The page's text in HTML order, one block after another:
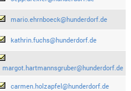
mario.ehrnboeck@hunderdorf.de
kathrin.fuchs@hunderdorf.de
margot.hartmannsgruber@hunderdorf.de
carmen.holzapfel@hunderdorf.de